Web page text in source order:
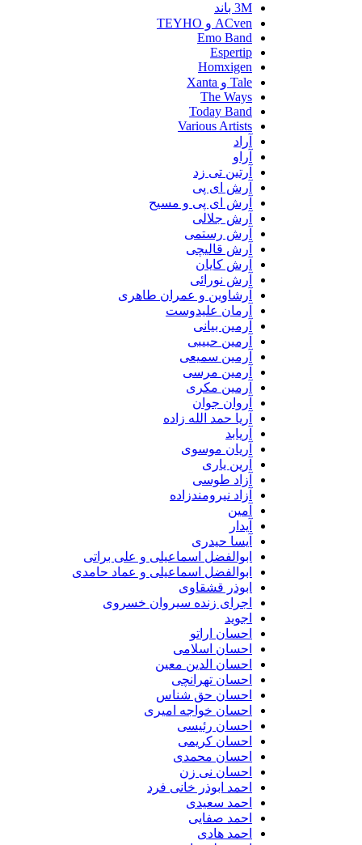
3M باند
ACven و TEYHO
Emo Band
Espertip
Homxigen
Tale و Xanta
The Ways
Today Band
Various Artists
آراد
آراو
آرتین تی زد
آرش ای پی
آرش ای پی و مسیح
آرش جلالی
آرش رستمی
آرش قالیچی
آرش کایان
آرش نورائی
آرشاوین و عمران طاهری
آرمان علیدوست
آرمین بیانی
آرمین حبیبی
آرمین سمیعی
آرمین مرسی
آرمین مکری
آروان جوان
آریا حمد الله زاده
آریابد
آریان موسوی
آرین یاری
آزاد طوسی
آزاد نیرومندزاده
آمین
آیدار
آیسا حیدری
ابوالفضل اسماعیلی و علی براتی
ابوالفضل اسماعیلی و عماد حامدی
ابوذر قشقاوی
اجرای زنده سیروان خسروی
اجوید
احسان اراتو
احسان اسلامی
احسان الدین معین
احسان تهرانچی
احسان حق شناس
احسان خواجه امیری
احسان رئیسی
احسان کریمی
احسان محمدی
احسان نی زن
احمد ابوذر خانی فرد
احمد سعیدی
احمد صفایی
احمد هادی